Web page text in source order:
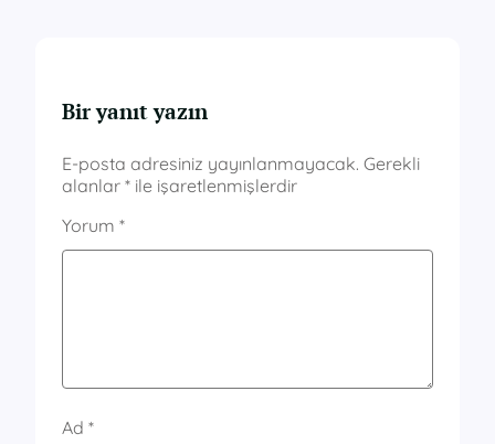
Bir yanıt yazın
E-posta adresiniz yayınlanmayacak. Gerekli
alanlar * ile işaretlenmişlerdir
Yorum *
Ad *